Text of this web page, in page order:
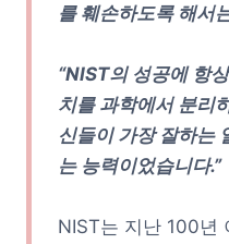
를 훼손하도록 해서
“NIST의 성공에 항
치를 과학에서 분리
신들이 가장 잘하는
는 능력이었습니다.”
NIST는 지난 100년